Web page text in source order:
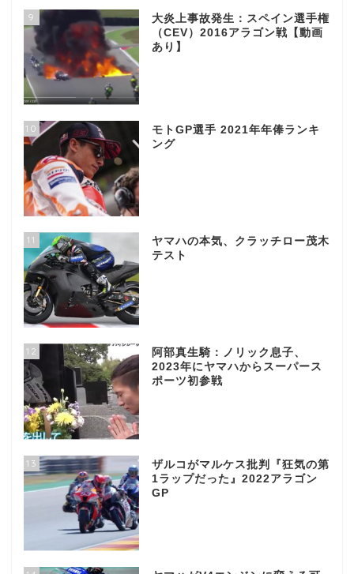
9
大炎上事故発生：スペイン選手権
（CEV）2016アラゴン戦【動画
あり】
10
モトGP選手 2021年年俸ランキ
ング
11
ヤマハの本気、クラッチロー茂木
テスト
12
阿部真生騎：ノリック息子、
2023年にヤマハからスーパース
ポーツ初参戦
13
ザルコがマルケス批判『狂気の第
1ラップだった』2022アラゴン
GP